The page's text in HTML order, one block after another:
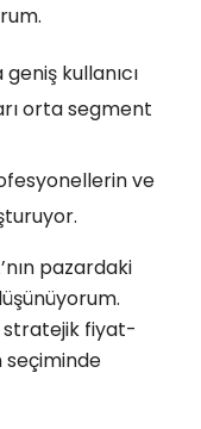
geniş kullanıcı
orta segment
ve
pazardaki
stratejik fiyat-
seçiminde